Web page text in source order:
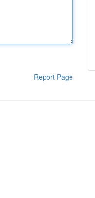
Report Page